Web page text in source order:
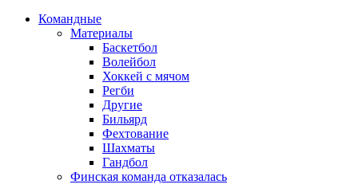
Командные
Материалы
Баскетбол
Волейбол
Хоккей с мячом
Регби
Другие
Бильярд
Фехтование
Шахматы
Гандбол
Финская команда отказалась